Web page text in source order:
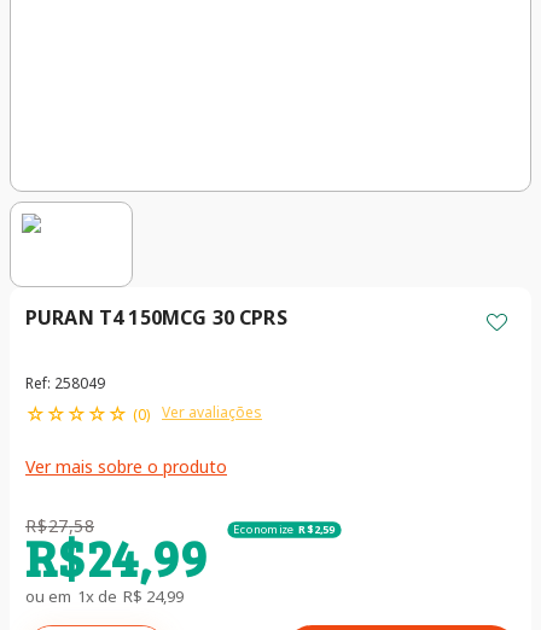
PURAN T4 150MCG 30 CPRS
Ref: 258049
☆☆☆☆☆ (0) Ver avaliações
Ver mais sobre o produto
R$27,58 Economize R$2,59
R$24,99
ou em 1x de R$ 24,99